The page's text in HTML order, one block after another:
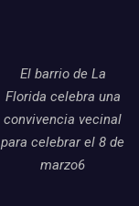
El barrio de La
Florida celebra una
convivencia vecinal
para celebrar el 8 de
marzo6